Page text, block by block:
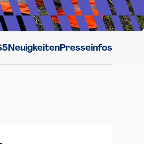
NeuigkeitenPresseinfos